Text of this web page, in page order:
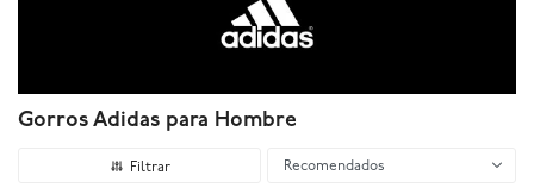
Gorros Adidas para Hombre
Recomendados